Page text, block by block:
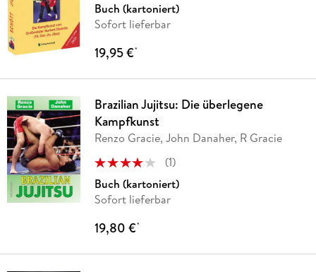
Buch (kartoniert)
Sofort lieferbar
19,95 €*
Brazilian Jujitsu: Die überlegene
Kampfkunst
Renzo Gracie, John Danaher, R Gracie
(1)
Buch (kartoniert)
Sofort lieferbar
19,80 €*